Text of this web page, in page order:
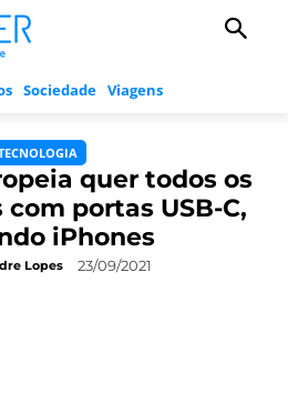
Sociedade Viagens
quer todos os
portas USB-C,
iPhones
Lopes 23/09/2021